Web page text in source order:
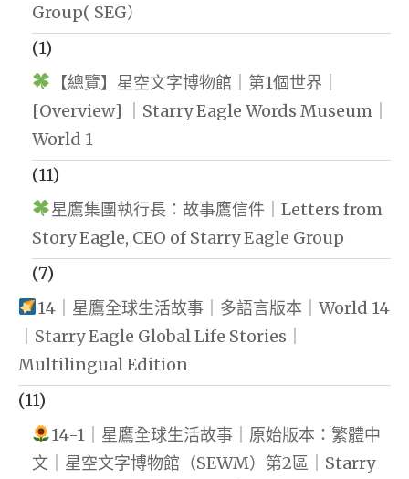
Group( SEG）
(1)
【總覽】星空文字博物館｜第1個世界｜
[Overview] ｜Starry Eagle Words Museum｜
World 1
(11)
星鷹集團執行長：故事鷹信件｜Letters from
Story Eagle, CEO of Starry Eagle Group
(7)
14｜星鷹全球生活故事｜多語言版本｜World 14
｜Starry Eagle Global Life Stories｜
Multilingual Edition
(11)
14-1｜星鷹全球生活故事｜原始版本：繁體中
文｜星空文字博物館（SEWM）第2區｜Starry